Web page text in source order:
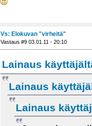
Vs: Elokuvan "virheitä"
Vastaus #9 03.01.11 - 20:10
Lainaus
Lainaus
Lainaus